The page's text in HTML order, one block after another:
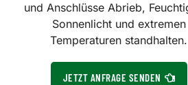
und Anschlüsse Abrieb,
Sonnenlicht und extremen
Temperaturen standhalten.
JETZT ANFRAGE SENDEN